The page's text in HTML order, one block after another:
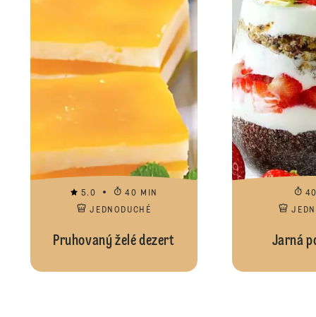
5.0
40 MIN
JEDNODUCHÉ
Pruhovaný želé dezert Jarná